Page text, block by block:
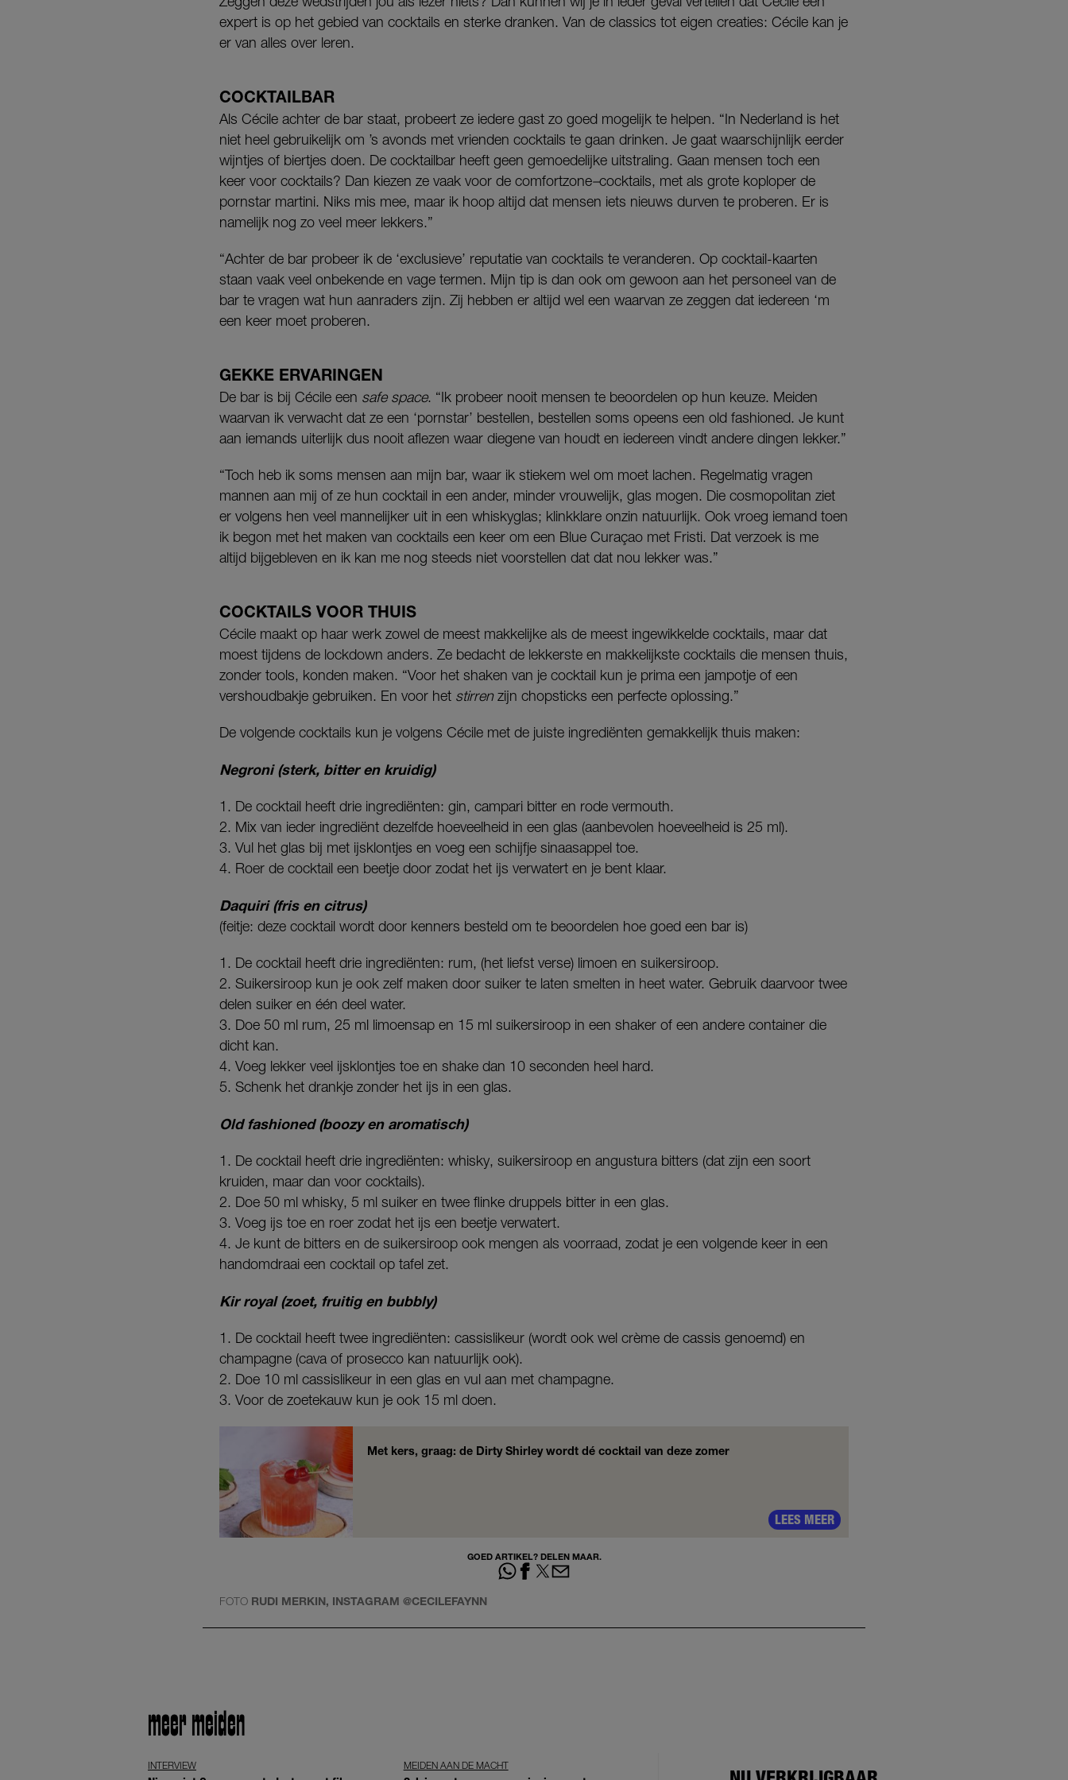
expert is op het gebied van cocktails en sterke dranken. Van de classics tot eigen creaties: Cécile kan je
er van alles over leren.
COCKTAILBAR
Als Cécile achter de bar staat, probeert ze iedere gast zo goed mogelijk te helpen. “In Nederland is het
niet heel gebruikelijk om ’s avonds met vrienden cocktails te gaan drinken. Je gaat waarschijnlijk eerder
wijntjes of biertjes doen. De cocktailbar heeft geen gemoedelijke uitstraling. Gaan mensen toch een
keer voor cocktails? Dan kiezen ze vaak voor de comfortzone–cocktails, met als grote koploper de
pornstar martini. Niks mis mee, maar ik hoop altijd dat mensen iets nieuws durven te proberen. Er is
namelijk nog zo veel meer lekkers.”
“Achter de bar probeer ik de ‘exclusieve’ reputatie van cocktails te veranderen. Op cocktail-kaarten
staan vaak veel onbekende en vage termen. Mijn tip is dan ook om gewoon aan het personeel van de
bar te vragen wat hun aanraders zijn. Zij hebben er altijd wel een waarvan ze zeggen dat iedereen ‘m
een keer moet proberen.
GEKKE ERVARINGEN
De bar is bij Cécile een safe space. “Ik probeer nooit mensen te beoordelen op hun keuze. Meiden
waarvan ik verwacht dat ze een ‘pornstar’ bestellen, bestellen soms opeens een old fashioned. Je kunt
aan iemands uiterlijk dus nooit aflezen waar diegene van houdt en iedereen vindt andere dingen lekker.”
“Toch heb ik soms mensen aan mijn bar, waar ik stiekem wel om moet lachen. Regelmatig vragen
mannen aan mij of ze hun cocktail in een ander, minder vrouwelijk, glas mogen. Die cosmopolitan ziet
er volgens hen veel mannelijker uit in een whiskyglas; klinkklare onzin natuurlijk. Ook vroeg iemand toen
ik begon met het maken van cocktails een keer om een Blue Curaçao met Fristi. Dat verzoek is me
altijd bijgebleven en ik kan me nog steeds niet voorstellen dat dat nou lekker was.”
COCKTAILS VOOR THUIS
Cécile maakt op haar werk zowel de meest makkelijke als de meest ingewikkelde cocktails, maar dat
moest tijdens de lockdown anders. Ze bedacht de lekkerste en makkelijkste cocktails die mensen thuis,
zonder tools, konden maken. “Voor het shaken van je cocktail kun je prima een jampotje of een
vershoudbakje gebruiken. En voor het stirrenzijn chopsticks een perfecte oplossing.”
De volgende cocktails kun je volgens Cécile met de juiste ingrediënten gemakkelijk thuis maken:
Negroni (sterk, bitter en kruidig)
1. De cocktail heeft drie ingrediënten: gin, campari bitter en rode vermouth.
2. Mix van ieder ingrediënt dezelfde hoeveelheid in een glas (aanbevolen hoeveelheid is 25 ml).
3. Vul het glas bij met ijsklontjes en voeg een schijfje sinaasappel toe.
4. Roer de cocktail een beetje door zodat het ijs verwatert en je bent klaar.
Daquiri (fris en citrus)
(feitje: deze cocktail wordt door kenners besteld om te beoordelen hoe goed een bar is)
1. De cocktail heeft drie ingrediënten: rum, (het liefst verse) limoen en suikersiroop.
2. Suikersiroop kun je ook zelf maken door suiker te laten smelten in heet water. Gebruik daarvoor twee
delen suiker en één deel water.
3. Doe 50 ml rum, 25 ml limoensap en 15 ml suikersiroop in een shaker of een andere container die
dicht kan.
4. Voeg lekker veel ijsklontjes toe en shake dan 10 seconden heel hard.
5. Schenk het drankje zonder het ijs in een glas.
Old fashioned (boozy en aromatisch)
1. De cocktail heeft drie ingrediënten: whisky, suikersiroop en angustura bitters (dat zijn een soort
kruiden, maar dan voor cocktails).
2. Doe 50 ml whisky, 5 ml suiker en twee flinke druppels bitter in een glas.
3. Voeg ijs toe en roer zodat het ijs een beetje verwatert.
4. Je kunt de bitters en de suikersiroop ook mengen als voorraad, zodat je een volgende keer in een
handomdraai een cocktail op tafel zet.
Kir royal (zoet, fruitig en bubbly)
1. De cocktail heeft twee ingrediënten: cassislikeur (wordt ook wel crème de cassis genoemd) en
champagne (cava of prosecco kan natuurlijk ook).
2. Doe 10 ml cassislikeur in een glas en vul aan met champagne.
3. Voor de zoetekauw kun je ook 15 ml doen.
Met kers, graag: de Dirty Shirley wordt dé cocktail van deze zomer
LEES MEER
GOED ARTIKEL? DELEN MAAR.
FOTO RUDI MERKIN, INSTAGRAM @CECILEFAYNN
meer meiden
INTERVIEW MEIDEN AAN DE MACHT